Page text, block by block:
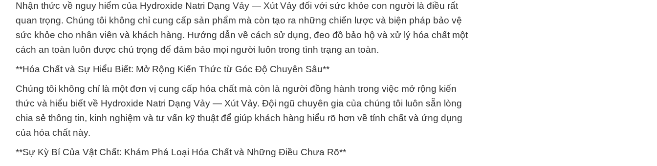
Nhận thức về nguy hiểm của Hydroxide Natri Dạng Vảy — Xút Vảy đối với sức khỏe con người là điều rất
quan trọng. Chúng tôi không chỉ cung cấp sản phẩm mà còn tạo ra những chiến lược và biện pháp bảo vệ
sức khỏe cho nhân viên và khách hàng. Hướng dẫn về cách sử dụng, đeo đồ bảo hộ và xử lý hóa chất một
cách an toàn luôn được chú trọng để đảm bảo mọi người luôn trong tình trạng an toàn.
**Hóa Chất và Sự Hiểu Biết: Mở Rộng Kiến Thức từ Góc Độ Chuyên Sâu**
Chúng tôi không chỉ là một đơn vị cung cấp hóa chất mà còn là người đồng hành trong việc mở rộng kiến
thức và hiểu biết về Hydroxide Natri Dạng Vảy — Xút Vảy. Đội ngũ chuyên gia của chúng tôi luôn sẵn lòng
chia sẻ thông tin, kinh nghiệm và tư vấn kỹ thuật để giúp khách hàng hiểu rõ hơn về tính chất và ứng dụng
của hóa chất này.
**Sự Kỳ Bí Của Vật Chất: Khám Phá Loại Hóa Chất và Những Điều Chưa Rõ**